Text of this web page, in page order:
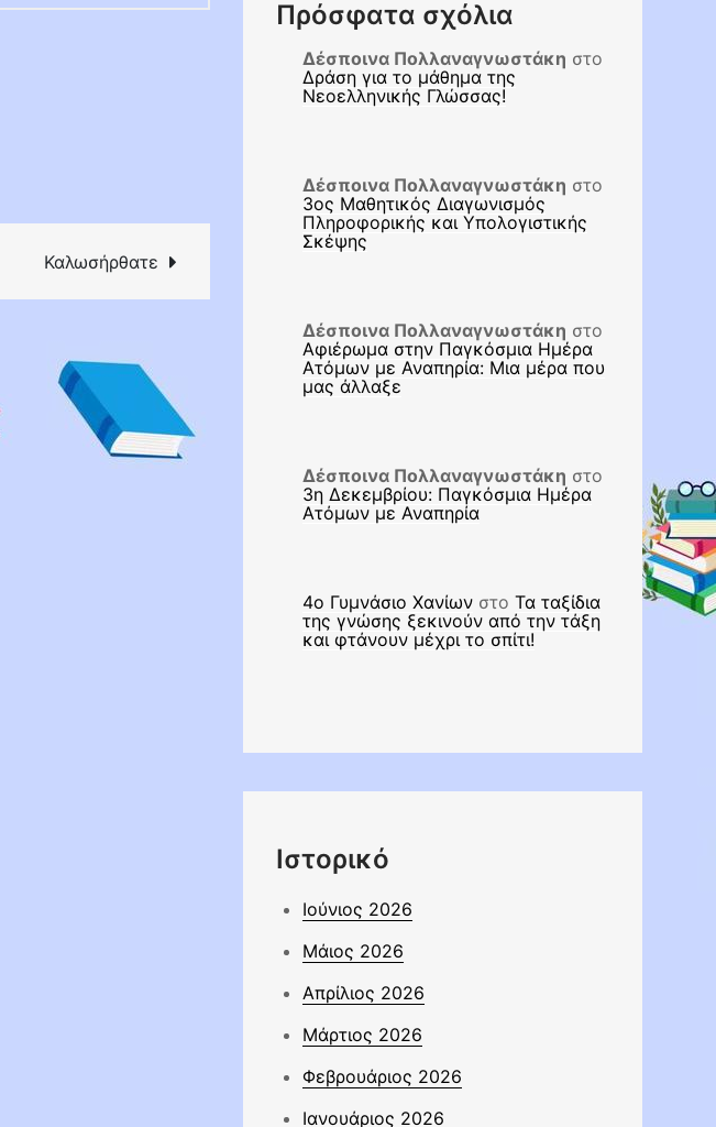
Καλωσήρθατε
Πρόσφατα σχόλια
Δέσποινα Πολλαναγνωστάκη στο
Δράση για το μάθημα της
Νεοελληνικής Γλώσσας!
Δέσποινα Πολλαναγνωστάκη στο
3ος Μαθητικός Διαγωνισμός
Πληροφορικής και Υπολογιστικής
Σκέψης
Δέσποινα Πολλαναγνωστάκη στο
Αφιέρωμα στην Παγκόσμια Ημέρα
Ατόμων με Αναπηρία: Μια μέρα που
μας άλλαξε
Δέσποινα Πολλαναγνωστάκη στο
3η Δεκεμβρίου: Παγκόσμια Ημέρα
Ατόμων με Αναπηρία
4ο Γυμνάσιο Χανίωνστο Τα ταξίδια
της γνώσης ξεκινούν από την τάξη
και φτάνουν μέχρι το σπίτι!
Ιστορικό
Ιούνιος 2026
Μάιος 2026
Απρίλιος 2026
Μάρτιος 2026
Φεβρουάριος 2026
Ιανουάριος 2026